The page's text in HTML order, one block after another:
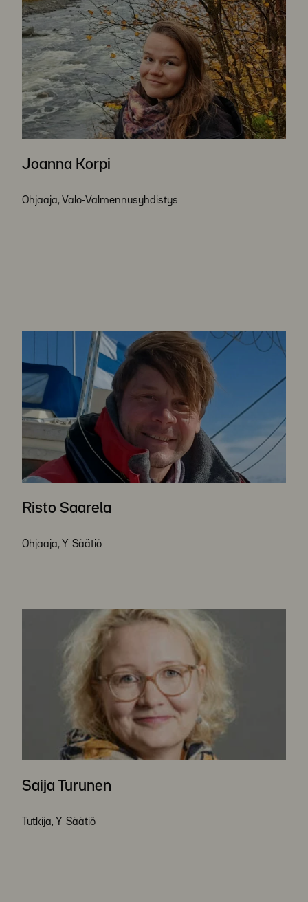
Joanna Korpi
Ohjaaja, Valo-Valmennusyhdistys
Risto Saarela
Ohjaaja, Y-Säätiö
Saija Turunen
Tutkija, Y-Säätiö